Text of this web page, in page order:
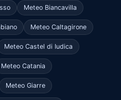
Meteo Biancavilla
Meteo Caltagirone
Meteo Castel di Iudica
Meteo Catania
Meteo Giarre